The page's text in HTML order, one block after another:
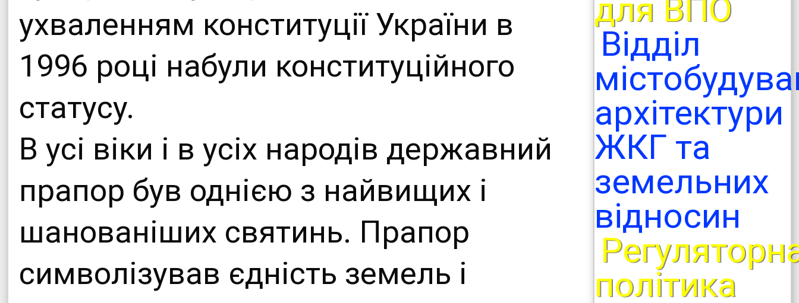
ухваленням конституції України в
1996 році набули конституційного
статусу.
В усі віки і в усіх народів державний
прапор був однією з найвищих і
шанованіших святинь. Прапор
символізував єдність земель і
для ВПО
Відділ
архітектури
ЖКГ та
земельних
відносин
політика